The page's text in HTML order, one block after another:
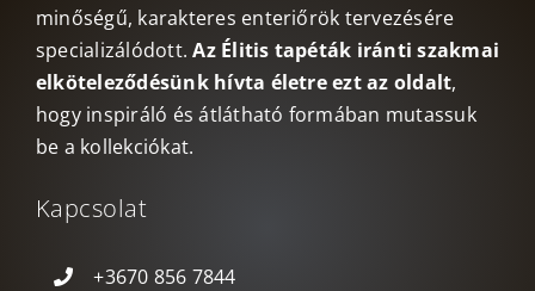
minőségű, karakteres enteriőrök tervezésére
specializálódott.Az Élitis tapéták iránti szakmai
elköteleződésünk hívta életre ezt az oldalt,
hogy inspiráló és átlátható formában mutassuk
be a kollekciókat.
Kapcsolat
+3670 856 7844